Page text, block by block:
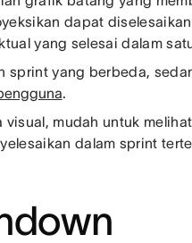
dapat
yang selesai dalam
sprint yang berbeda,
.
mudah untuk
dalam sprint